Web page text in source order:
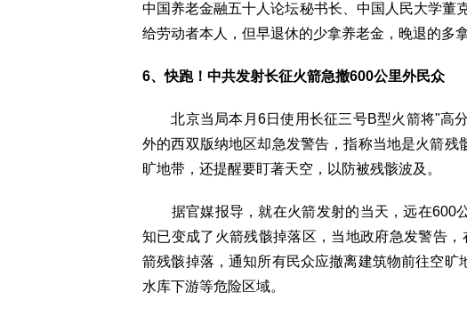
中国养老金融五十人论坛秘书长、中国人民大学董
给劳动者本人，但早退休的少拿养老金，晚退的多
6、快跑！中共发射长征火箭急撤600公里外民众
北京当局本月6日使用长征三号B型火箭将"高
外的西双版纳地区却急发警告，指称当地是火箭
旷地带，还提醒要盯著天空，以防被残骸波及。
据官媒报导，就在火箭发射的当天，远在600
知已变成了火箭残骸掉落区，当地政府急发警告
箭残骸掉落，通知所有民众应撤离建筑物前往空旷
水库下游等危险区域。